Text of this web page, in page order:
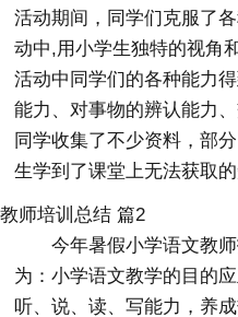
活动期间，同学们克服了
动中,用小学生独特的视角
活动中同学们的各种能力
能力、对事物的辨认能力
同学收集了不少资料，部
生学到了课堂上无法获取的
教师培训总结 篇2
今年暑假小学语文教
为：小学语文教学的目的
听、说、读、写能力，养